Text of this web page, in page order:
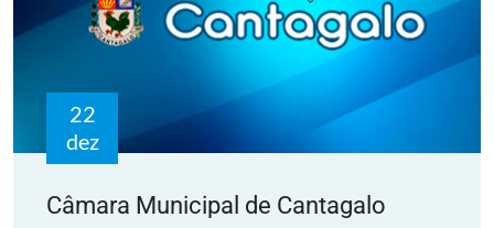
22
dez
Câmara Municipal de Cantagalo